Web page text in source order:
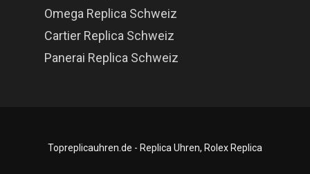
Omega Replica Schweiz
Cartier Replica Schweiz
Panerai Replica Schweiz
Topreplicauhren.de - Replica Uhren, Rolex Replica